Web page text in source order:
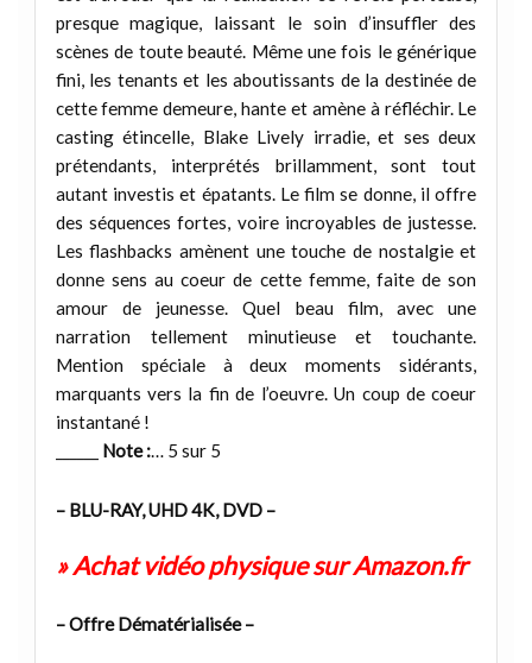
presque magique, laissant le soin d’insuffler des
scènes de toute beauté. Même une fois le générique
fini, les tenants et les aboutissants de la destinée de
cette femme demeure, hante et amène à réfléchir. Le
casting étincelle, Blake Lively irradie, et ses deux
prétendants, interprétés brillamment, sont tout
autant investis et épatants. Le film se donne, il offre
des séquences fortes, voire incroyables de justesse.
Les flashbacks amènent une touche de nostalgie et
donne sens au coeur de cette femme, faite de son
amour de jeunesse. Quel beau film, avec une
narration tellement minutieuse et touchante.
Mention spéciale à deux moments sidérants,
marquants vers la fin de l’oeuvre. Un coup de coeur
instantané !
Note :… 5 sur 5
– BLU-RAY, UHD 4K, DVD –
» Achat vidéo physique sur Amazon.fr
– Offre Dématérialisée –